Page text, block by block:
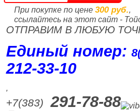
При покупке по цене 300 руб.,
ссылайтесь на этот сайт -
ОТПРАВИМ В ЛЮБУЮ
Единый номер:
212‑33‑10
,
+7(383) 291-78-88